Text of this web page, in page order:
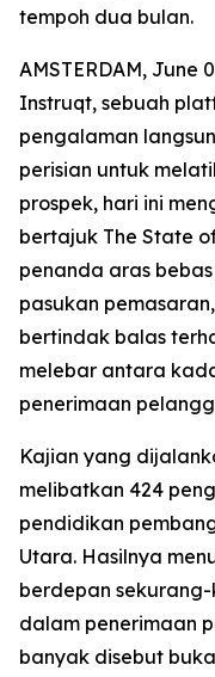
tempoh dua bulan.
AMSTERDAM, June
Instruqt, sebuah
pengalaman
perisian untuk
prospek, hari ini
bertajuk The State
penanda aras
pasukan
bertindak balas
melebar antara
penerimaan
Kajian yang
melibatkan 424
pendidikan
Utara. Hasilnya
berdepan
dalam penerimaan
banyak disebut